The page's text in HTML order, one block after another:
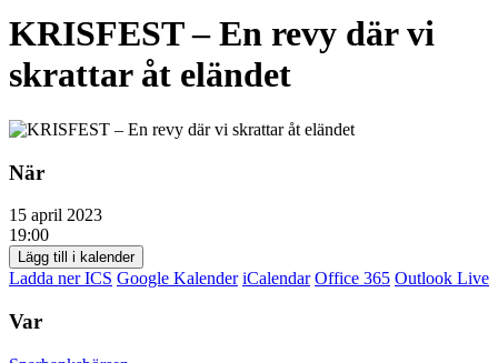
KRISFEST – En revy där vi
skrattar åt eländet
När
15 april 2023
19:00
Lägg till i kalender
Ladda ner ICS Google Kalender iCalendar Office 365 Outlook Live
Var